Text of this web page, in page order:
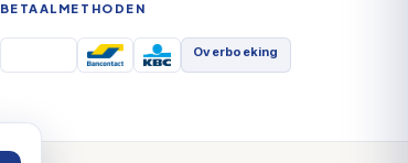
BETAALMETHODEN
Overboeking